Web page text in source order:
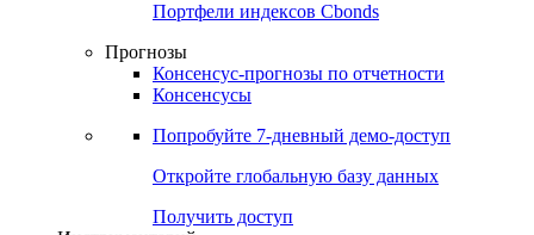
Портфели индексов Cbonds
Прогнозы
Консенсус-прогнозы по отчетности
Консенсусы
Попробуйте 7-дневный демо-доступ
Откройте глобальную базу данных
Получить доступ